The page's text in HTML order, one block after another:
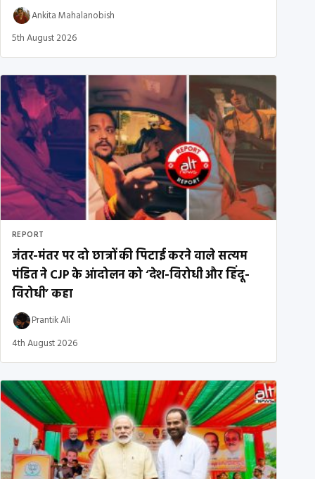
Ankita Mahalanobish
5th August 2026
REPORT
जंतर-मंतर पर दो छात्रों की पिटाई करने वाले सत्यम
पंडित ने CJP के आंदोलन को ‘देश-विरोधी और हिंदू-
विरोधी’ कहा
Prantik Ali
4th August 2026